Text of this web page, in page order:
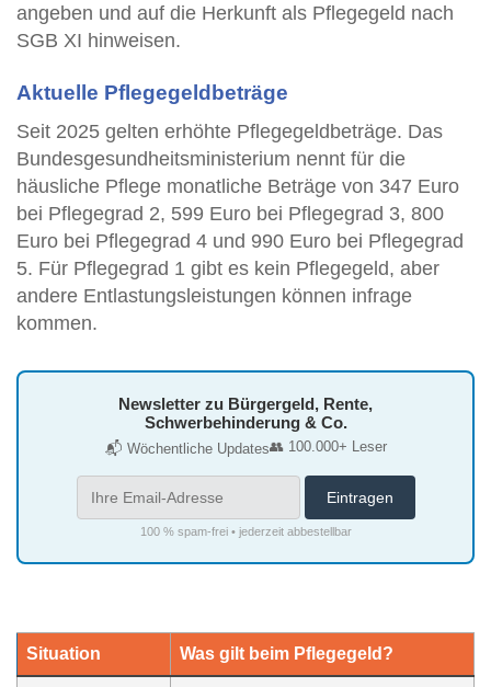
angeben und auf die Herkunft als Pflegegeld nach
SGB XI hinweisen.
Aktuelle Pflegegeldbeträge
Seit 2025 gelten erhöhte Pflegegeldbeträge. Das
Bundesgesundheitsministerium nennt für die
häusliche Pflege monatliche Beträge von 347 Euro
bei Pflegegrad 2, 599 Euro bei Pflegegrad 3, 800
Euro bei Pflegegrad 4 und 990 Euro bei Pflegegrad
5. Für Pflegegrad 1 gibt es kein Pflegegeld, aber
andere Entlastungsleistungen können infrage
kommen.
Newsletter zu Bürgergeld, Rente,
Schwerbehinderung & Co.
📬 Wöchentliche Updates👥 100.000+ Leser
100 % spam-frei • jederzeit abbestellbar
Situation Was gilt beim Pflegegeld?